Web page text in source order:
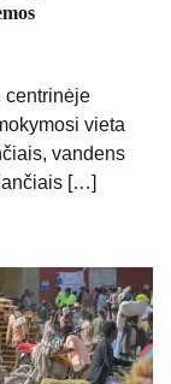
centrinėje
vieta
vandens
[…]